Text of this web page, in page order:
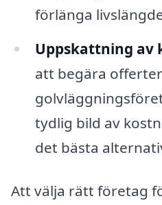
förlänga
Uppskattning av
att begära
tydlig bild av
det bästa
Att välja rätt företag